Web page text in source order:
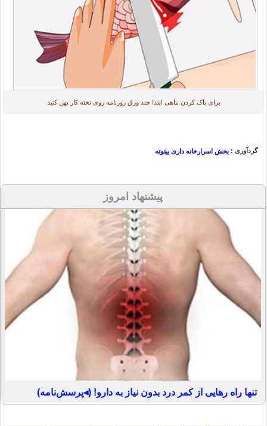
برای پاک کردن ماهی ابتدا چند ورق روزنامه روی تخته کار پهن کنید
گردآوری : بخش اسرارخانه داری بیتوته
پیشنهاد امروز
تنها راه رهایی از کمر درد بدون نیاز به دارو! (◂پرسش‌نامه)